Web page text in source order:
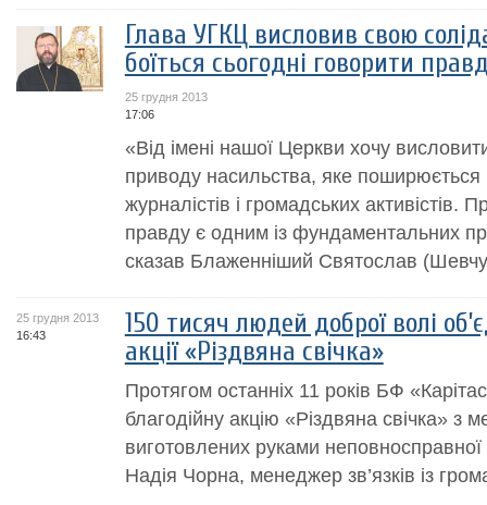
Глава УГКЦ висловив свою
боїться сьогодні говорити
25 грудня 2013
17:06
«Від імені нашої Церкви хочу
приводу насильства, яке поширюється
журналістів і громадських активістів.
правду є одним із фундаментальних
сказав Блаженніший Святослав
25 грудня 2013
16:43
150 тисяч людей доброї волі
акції «Різдвяна свічка»
Протягом останніх 11 років БФ
благодійну акцію «Різдвяна свічка»
виготовлених руками
Надія Чорна, менеджер зв’язків із